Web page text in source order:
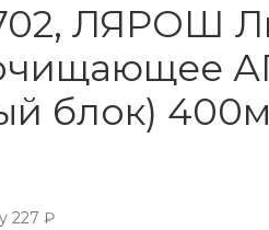
ЛЯРОШ
блок)
227 ₽